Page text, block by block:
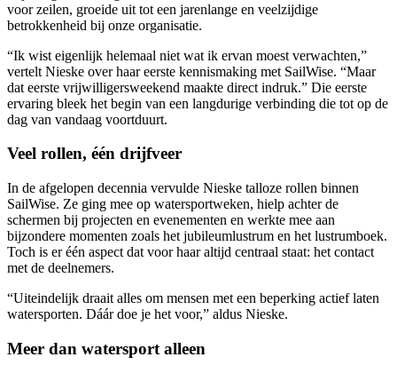
voor zeilen, groeide uit tot een jarenlange en veelzijdige
betrokkenheid bij onze organisatie.
“Ik wist eigenlijk helemaal niet wat ik ervan moest verwachten,”
vertelt Nieske over haar eerste kennismaking met SailWise. “Maar
dat eerste vrijwilligersweekend maakte direct indruk.” Die eerste
ervaring bleek het begin van een langdurige verbinding die tot op de
dag van vandaag voortduurt.
Veel rollen, één drijfveer
In de afgelopen decennia vervulde Nieske talloze rollen binnen
SailWise. Ze ging mee op watersportweken, hielp achter de
schermen bij projecten en evenementen en werkte mee aan
bijzondere momenten zoals het jubileumlustrum en het lustrumboek.
Toch is er één aspect dat voor haar altijd centraal staat: het contact
met de deelnemers.
“Uiteindelijk draait alles om mensen met een beperking actief laten
watersporten. Dáár doe je het voor,” aldus Nieske.
Meer dan watersport alleen